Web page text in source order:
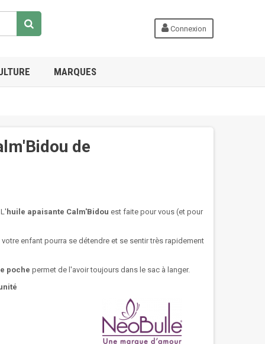
Connexion
MARQUES
de
huile apaisante Calm'Bidou est faite pour vous (et pour
votre enfant pourra se détendre et se sentir très rapidement
poche permet de l'avoir toujours dans le sac à langer.